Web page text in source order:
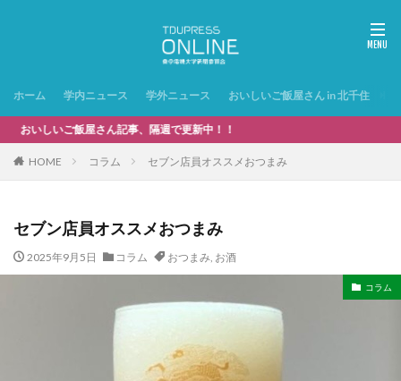
ホーム 学内ニュース 学外ニュース おいしいご飯屋さん in 北千住
しいご飯屋さん記事、隔週で更新中！！
HOME コラム セブン店員オススメおつまみ
セブン店員オススメおつまみ
2025年9月5日 コラム おつまみ, お酒
コラム